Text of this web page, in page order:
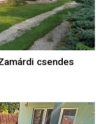
csendes